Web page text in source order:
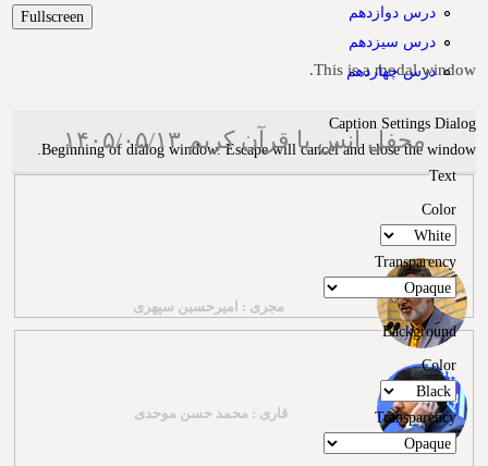
Fullscreen
This is a modal window.
Caption Settings Dialog
Beginning of dialog window. Escape will cancel and close the window.
Text
Color
Transparency
Background
Color
Transparency
درس دوازدهم
درس سیزدهم
درس چهاردهم
محفل انس با قرآن کریم ۱۴۰۵/۰۵/۱۳
مجری : امیرحسین سپهری
قاری : محمد حسن موحدی